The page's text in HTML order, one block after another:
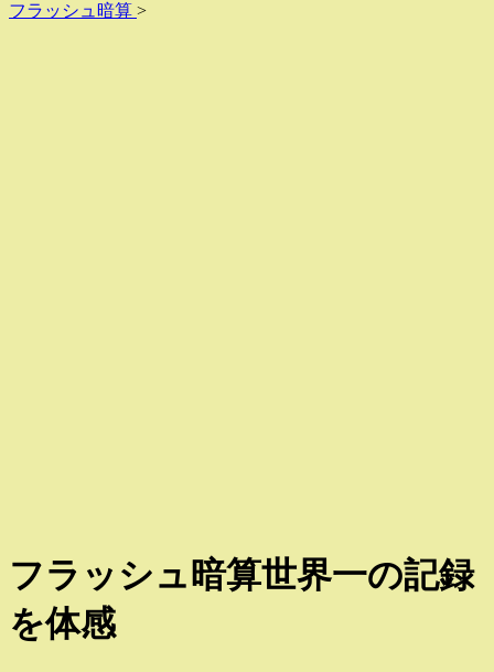
フラッシュ暗算 >
フラッシュ暗算世界一の記録
を体感